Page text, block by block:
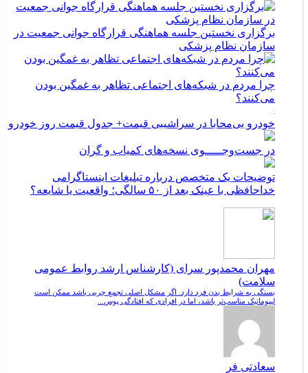
برگزاری نخستین جلسه هماهنگی قرارگاه جوانی جمعیت در
سازمان نظام پزشکی
چرا مردم در شبکه‌های اجتماعی تظاهر به غمگین بودن
می‌کنند؟
خودرو بی‌محابا در سراشیبی قیمت+ جدول قیمت روز خودرو
در جست‌وجـــــوی نسخه‌های کمیاب و گران
توضیحات یک متخصص درباره تبلیغات اینستاگرامی
خداحافظی با عینک بعد از ۵۰ سالگی؛ واقعیت یا شایعه؟
مهران محمدپور سرای (کارشناس ارشد روابط عمومی
سلامت)
بستگی به شرایط بدن فرد دارد. اگر مشکل اصلی تجمع چربی باشد ممکن است
لیپوماتیک مناسب‌تر باشد، اما در افرادی که افتادگی پوس...
سعادتی فر